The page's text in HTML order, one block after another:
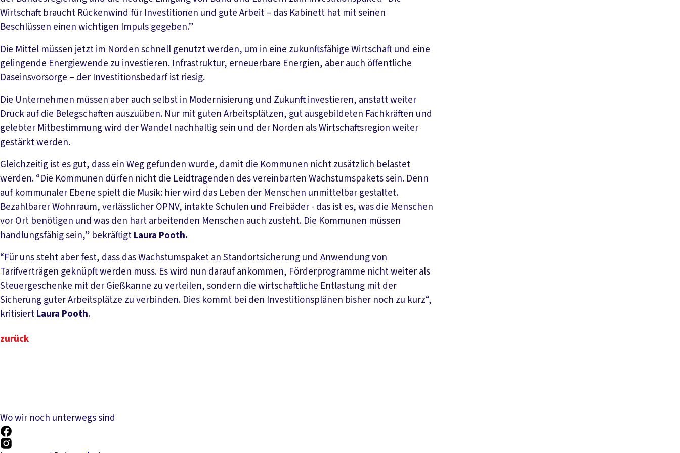
Wirtschaft braucht Rückenwind für Investitionen und gute Arbeit – das Kabinett hat mit seinen
Beschlüssen einen wichtigen Impuls gegeben.”
Die Mittel müssen jetzt im Norden schnell genutzt werden, um in eine zukunftsfähige Wirtschaft und eine
gelingende Energiewende zu investieren. Infrastruktur, erneuerbare Energien, aber auch öffentliche
Daseinsvorsorge – der Investitionsbedarf ist riesig.
Die Unternehmen müssen aber auch selbst in Modernisierung und Zukunft investieren, anstatt weiter
Druck auf die Belegschaften auszuüben. Nur mit guten Arbeitsplätzen, gut ausgebildeten Fachkräften und
gelebter Mitbestimmung wird der Wandel nachhaltig sein und der Norden als Wirtschaftsregion weiter
gestärkt werden.
Gleichzeitig ist es gut, dass ein Weg gefunden wurde, damit die Kommunen nicht zusätzlich belastet
werden. “Die Kommunen dürfen nicht die Leidtragenden des vereinbarten Wachstumspakets sein. Denn
auf kommunaler Ebene spielt die Musik: hier wird das Leben der Menschen unmittelbar gestaltet.
Bezahlbarer Wohnraum, verlässlicher ÖPNV, intakte Schulen und Freibäder - das ist es, was die Menschen
vor Ort benötigen und was den hart arbeitenden Menschen auch zusteht. Die Kommunen müssen
handlungsfähig sein,” bekräftigtLaura Pooth.
“Für uns steht aber fest, dass das Wachstumspaket an Standortsicherung und Anwendung von
Tarifverträgen geknüpft werden muss. Es wird nun darauf ankommen, Förderprogramme nicht weiter als
Steuergeschenke mit der Gießkanne zu verteilen, sondern die wirtschaftliche Entlastung mit der
Sicherung guter Arbeitsplätze zu verbinden. Dies kommt bei den Investitionsplänen bisher noch zu kurz“,
kritisiertLaura Pooth.
zurück
Wo wir noch unterwegs sind